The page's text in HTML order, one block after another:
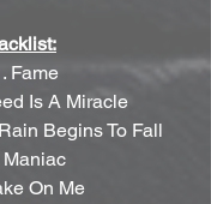
Fame
Is A Miracle
Begins To Fall
Maniac
On Me